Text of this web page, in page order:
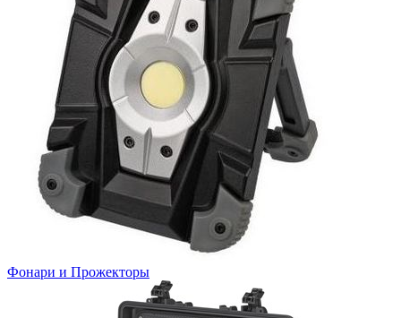
Фонари и Прожекторы